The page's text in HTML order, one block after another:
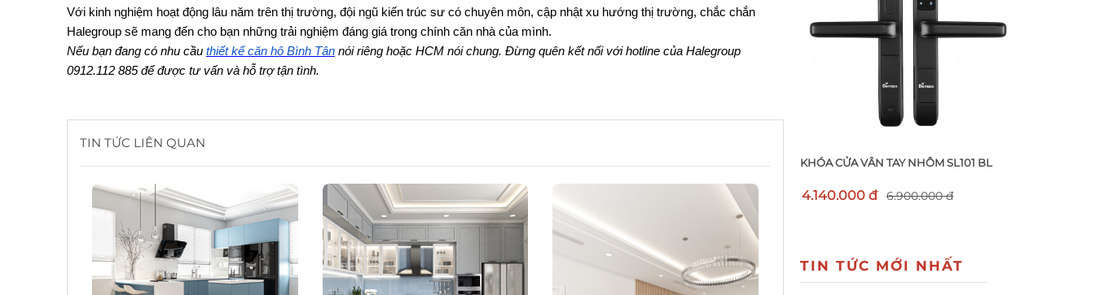
Với kinh nghiệm hoạt động lâu năm trên thị trường, đội ngũ kiến trúc sư có chuyên môn, cập nhật xu hướng thị trường, chắc chắn
Halegroup sẽ mang đến cho bạn những trải nghiệm đáng giá trong chính căn nhà của mình.
Nếu bạn đang có nhu cầu thiết kế căn hộ Bình Tân nói riêng hoặc HCM nói chung. Đừng quên kết nối với hotline của Halegroup
0912.112 885 để được tư vấn và hỗ trợ tận tình.
TIN TỨC LIÊN QUAN
KHÓA CỬA VÂN TAY NHÔM SL101 BL
4.140.000 đ 6.900.000 đ
TIN TỨC MỚI NHẤT